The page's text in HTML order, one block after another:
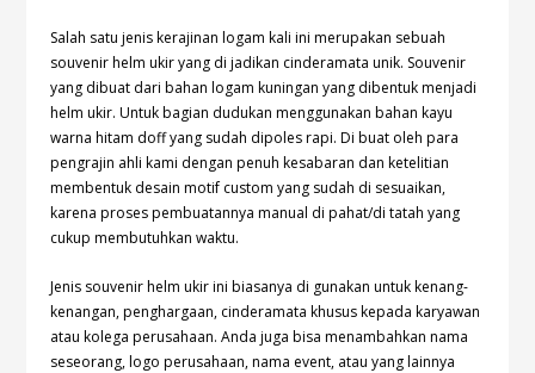
Salah satu jenis kerajinan logam kali ini merupakan sebuah
souvenir helm ukir yang di jadikan cinderamata unik. Souvenir
yang dibuat dari bahan logam kuningan yang dibentuk menjadi
helm ukir. Untuk bagian dudukan menggunakan bahan kayu
warna hitam doff yang sudah dipoles rapi. Di buat oleh para
pengrajin ahli kami dengan penuh kesabaran dan ketelitian
membentuk desain motif custom yang sudah di sesuaikan,
karena proses pembuatannya manual di pahat/di tatah yang
cukup membutuhkan waktu.
Jenis souvenir helm ukir ini biasanya di gunakan untuk kenang-
kenangan, penghargaan, cinderamata khusus kepada karyawan
atau kolega perusahaan. Anda juga bisa menambahkan nama
seseorang, logo perusahaan, nama event, atau yang lainnya